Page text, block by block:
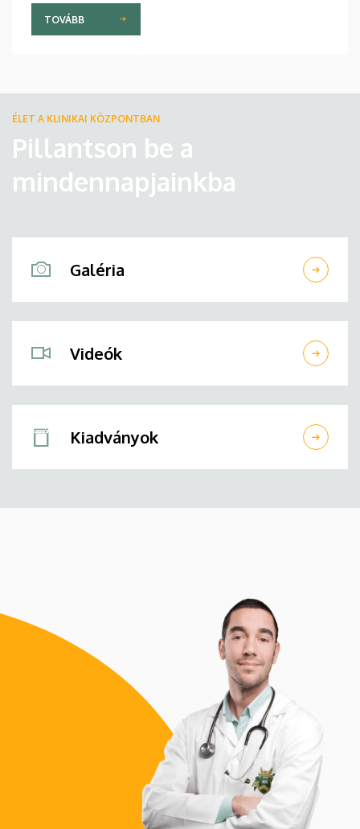
TOVÁBB
ÉLET A KLINIKAI KÖZPONTBAN
Pillantson be a
mindennapjainkba
Galéria
Videók
Kiadványok